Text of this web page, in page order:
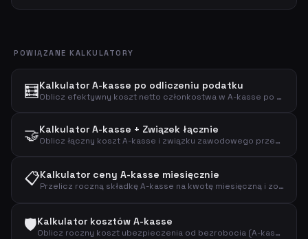
POWIĄZANE KALKULATORY
🧮Kalkulator A-kasse po odliczeniu podatku
Oblicz efektywny koszt netto członkostwa w A-kasse po odliczeniu podatkowym z regulowanym procentem odliczenia.
🤝Kalkulator A-kasse + Związek łącznie
Oblicz łączny koszt A-kasse i związku zawodowego przed i po odliczeniu podatkowym.
📋Kalkulator ceny A-kasse miesięcznie
Przelicz roczną składkę A-kasse na kwotę miesięczną i zobacz efektywny koszt po odliczeniu podatkowym.
🛡️Kalkulator kosztów A-kasse
Oblicz roczny koszt ubezpieczenia od bezrobocia (A-kasse) i efektywny koszt po odliczeniu podatkowym.